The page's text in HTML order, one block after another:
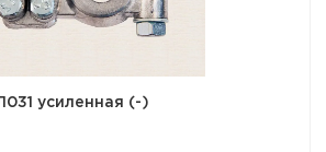
усиленная (-)